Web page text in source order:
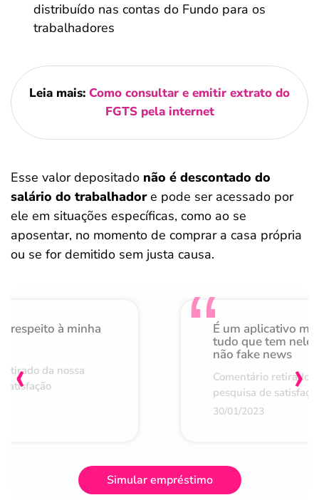
distribuído nas contas do Fundo para os
trabalhadores
Leia mais: Como consultar e emitir extrato do
FGTS pela internet
Esse valor depositado não é descontado do
salário do trabalhadore pode ser acessado por
ele em situações específicas, como ao se
aposentar, no momento de comprar a casa própria
ou se for demitido sem justa causa.
respeito à minha
da nossa
É um aplicativo
tudo que tem nele
não fake news
Comentário retirado
pesquisa de
30/01/2023
‹ ›
Simular empréstimo